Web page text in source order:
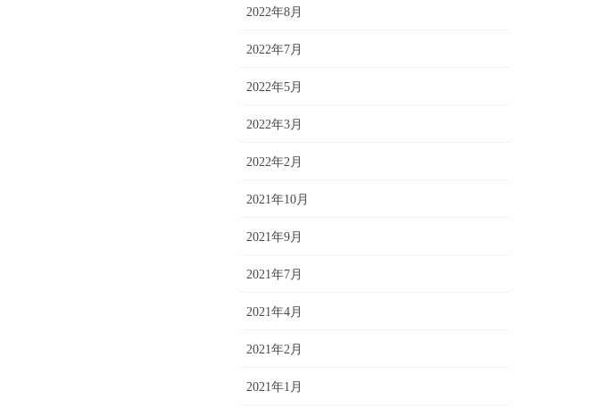
2022年8月
2022年7月
2022年5月
2022年3月
2022年2月
2021年10月
2021年9月
2021年7月
2021年4月
2021年2月
2021年1月